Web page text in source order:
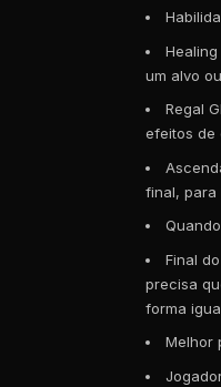
um alvo
Regal
efeitos de
final, para
Final
precisa
forma
Melhor